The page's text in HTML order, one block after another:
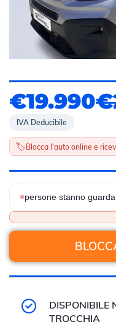
€19.990
IVA Deducibile
🏷️Blocca l'auto online e
persone stanno
DISPONIBILE
TROCCHIA